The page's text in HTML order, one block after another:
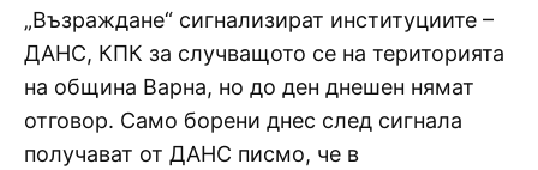
„Възраждане“ сигнализират институциите –
ДАНС, КПК за случващото се на територията
на община Варна, но до ден днешен нямат
отговор. Само борени днес след сигнала
получават от ДАНС писмо, че в